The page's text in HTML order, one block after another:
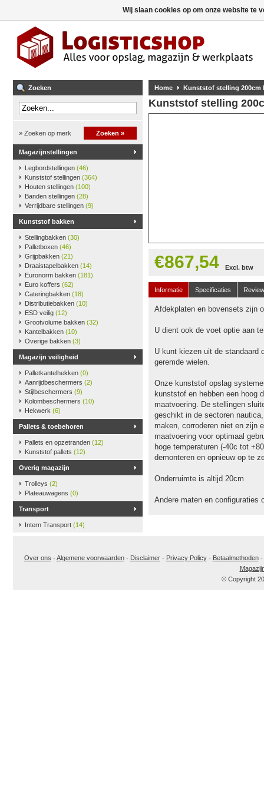
Zoeken
» Zoeken op merk Zoeken »
Magazijnstellingen
Legbordstellingen (46)
Kunststof stellingen (364)
Houten stellingen (100)
Banden stellingen (28)
Verrijdbare stellingen (9)
Kunststof bakken
Stellingbakken (30)
Palletboxen (46)
Grijpbakken (21)
Draaistapelbakken (14)
Euronorm bakken (181)
Euro koffers (62)
Cateringbakken (18)
Distributiebakken (10)
ESD veilig (12)
Grootvolume bakken (32)
Kantelbakken (10)
Overige bakken (3)
Magazijn veiligheid
Palletkantelhekken (0)
Aanrijdbeschermers (2)
Stijlbeschermers (9)
Kolombeschermers (10)
Hekwerk (6)
Pallets & toebehoren
Pallets en opzetranden (12)
Kunststof pallets (12)
Overig magazijn
Trolleys (2)
Plateauwagens (0)
Transport
Intern Transport (14)
Home Kunststof stelling 200cm
Kunststof stelling
€867,54 Excl. btw
Informatie Specificaties
Afdekplaten en bovensets zijn
U dient ook de voet optie aan
U kunt kiezen uit de standaard
geremde wielen.
Onze kunststof opslag
kunststof en hebben een hoog
maatvoering. De stellingen
geschikt in de sectoren
maken, corroderen niet en zijn
maatvoering voor optimaal
hoge temperaturen (-40c tot
demonteren en opnieuw op te
Onderruimte is altijd 20cm
Andere maten en configuraties
Over ons -Algemene voorwaarden- Disclaimer- Privacy Policy- Betaalmethoden-
© Copyright
Wij slaan cookies op om onze website te